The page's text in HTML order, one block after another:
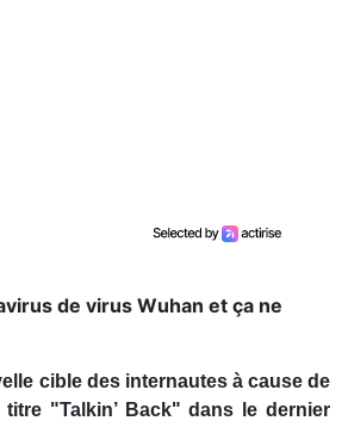
de virus Wuhan et ça ne
cible des internautes à cause de
"Talkin’ Back" dans le dernier